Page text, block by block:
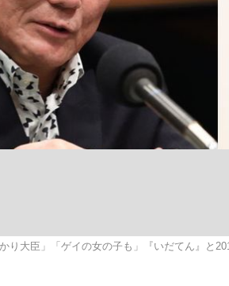
費税不正還付の道... 皇室
かり大臣」「ゲイの女の子も」『いだてん』と